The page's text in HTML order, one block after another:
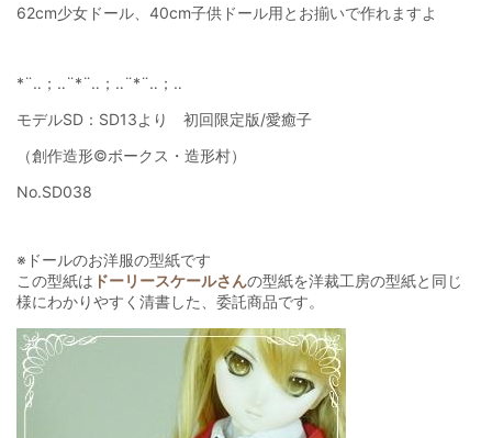
62cm少女ドール、40cm子供ドール用とお揃いで作れますよ
*¨‥；‥¨*¨‥；‥¨*¨‥；‥
モデルSD：SD13より 初回限定版/愛癒子
（創作造形©ボークス・造形村）
No.SD038
※ドールのお洋服の型紙です
この型紙は ドーリースケールさんの型紙を洋裁工房の型紙と同じ
様にわかりやすく清書した、委託商品です。